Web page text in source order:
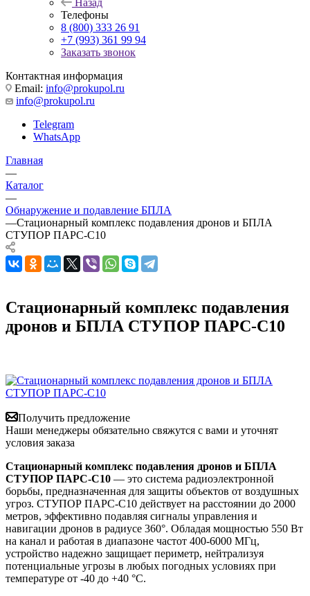
Назад
Телефоны
8 (800) 333 26 91
+7 (993) 361 99 94
Заказать звонок
Контактная информация
Email: info@prokupol.ru
info@prokupol.ru
Telegram
WhatsApp
Главная
—
Каталог
—
Обнаружение и подавление БПЛА
—Стационарный комплекс подавления дронов и БПЛА
СТУПОР ПАРС-С10
Стационарный комплекс подавления
дронов и БПЛА СТУПОР ПАРС-С10
Получить предложение
Наши менеджеры обязательно свяжутся с вами и уточнят
условия заказа
Стационарный комплекс подавления дронов и БПЛА
СТУПОР ПАРС-С10 — это система радиоэлектронной
борьбы, предназначенная для защиты объектов от воздушных
угроз. СТУПОР ПАРС-С10 действует на расстоянии до 2000
метров, эффективно подавляя сигналы управления и
навигации дронов в радиусе 360°. Обладая мощностью 550 Вт
на канал и работая в диапазоне частот 400-6000 МГц,
устройство надежно защищает периметр, нейтрализуя
потенциальные угрозы в любых погодных условиях при
температуре от -40 до +40 °C.